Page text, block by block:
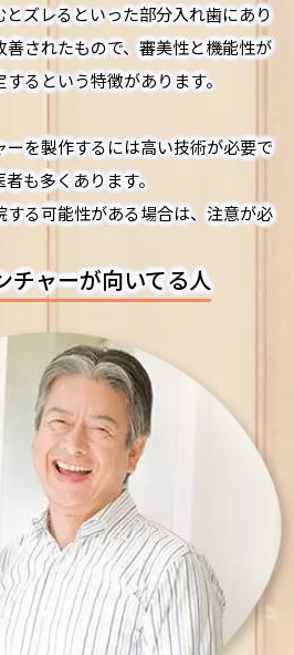
ズレるといった部分入れ歯にあり
されたもので、審美性と機能性が
るという特徴があります。
を製作するには高い技術が必要で
も多くあります。
る可能性がある場合は、注意が必
チャーが向いてる人